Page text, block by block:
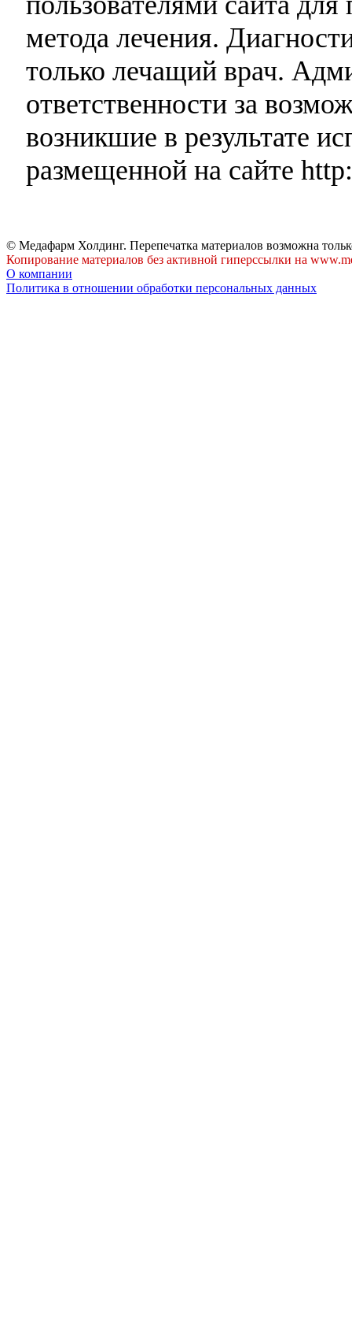
метода лечения.
только лечащий врач.
ответственности за
возникшие в результате
размещенной на сайте
© Медафарм Холдинг. Перепечатка материалов возможна
Копирование материалов без активной гиперссылки на
О компании
Политика в отношении обработки персональных данных